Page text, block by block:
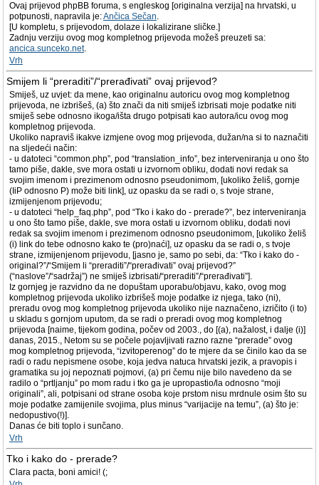
Ovaj prijevod phpBB foruma, s engleskog [originalna verzija] na hrvatski, u
potpunosti, napravila je:Ančica Sečan.
[U kompletu, s prijevodom, dolaze i lokalizirane sličke.]
Zadnju verziju ovog mog kompletnog prijevoda možeš preuzeti sa:
ancica.sunceko.net.
Vrh
Smijem li “preraditi”/“prerađivati” ovaj prijevod?
Smiješ, uz uvjet: da mene, kao originalnu autoricu ovog mog kompletnog
prijevoda, ne izbrišeš, (a) što znači da niti smiješ izbrisati moje podatke niti
smiješ sebe odnosno ikoga/išta drugo potpisati kao autora/icu ovog mog
kompletnog prijevoda.
Ukoliko napraviš ikakve izmjene ovog mog prijevoda, dužan/na si to naznačiti
na sljedeći način:
- u datoteci “common.php”, pod “translation_info”, bez interveniranja u ono što
tamo piše, dakle, sve mora ostati u izvornom obliku, dodati novi redak sa
svojim imenom i prezimenom odnosno pseudonimom, [ukoliko želiš, gornje
(IiP odnosno P) može biti link], uz opasku da se radi o, s tvoje strane,
izmijenjenom prijevodu;
- u datoteci “help_faq.php”, pod “Tko i kako do - prerade?”, bez interveniranja
u ono što tamo piše, dakle, sve mora ostati u izvornom obliku, dodati novi
redak sa svojim imenom i prezimenom odnosno pseudonimom, [ukoliko želiš
(i) link do tebe odnosno kako te (pro)naći], uz opasku da se radi o, s tvoje
strane, izmijenjenom prijevodu, [jasno je, samo po sebi, da: “Tko i kako do -
original?”/“Smijem li “preraditi”/“prerađivati” ovaj prijevod?”
(“naslove”/“sadržaj”) ne smiješ izbrisati/“preraditi”/“prerađivati”].
Iz gornjeg je razvidno da ne dopuštam uporabu/objavu, kako, ovog mog
kompletnog prijevoda ukoliko izbrišeš moje podatke iz njega, tako (ni),
preradu ovog mog kompletnog prijevoda ukoliko nije naznačeno, izričito (i to)
u skladu s gornjom uputom, da se radi o preradi ovog mog kompletnog
prijevoda [naime, tijekom godina, počev od 2003., do [(a), nažalost, i dalje (i)]
danas, 2015., Netom su se počele pojavljivati razno razne “prerade” ovog
mog kompletnog prijevoda, “izvitoperenog” do te mjere da se činilo kao da se
radi o radu nepismene osobe, koja jedva natuca hrvatski jezik, a pravopis i
gramatika su joj nepoznati pojmovi, (a) pri čemu nije bilo navedeno da se
radilo o “prtljanju” po mom radu i tko ga je upropastio/la odnosno “moji
originali”, ali, potpisani od strane osoba koje prstom nisu mrdnule osim što su
moje podatke zamijenile svojima, plus minus “varijacije na temu”, (a) što je:
nedopustivo(!)].
Danas će biti toplo i sunčano.
Vrh
Tko i kako do - prerade?
Clara pacta, boni amici! (;